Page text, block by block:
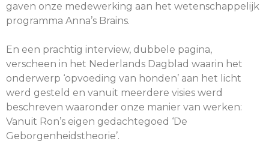
gaven onze medewerking aan het wetenschappelijk
programma Anna’s Brains.
En een prachtig interview, dubbele pagina,
verscheen in het Nederlands Dagblad waarin het
onderwerp ‘opvoeding van honden’ aan het licht
werd gesteld en vanuit meerdere visies werd
beschreven waaronder onze manier van werken:
Vanuit Ron’s eigen gedachtegoed ‘De
Geborgenheidstheorie’.